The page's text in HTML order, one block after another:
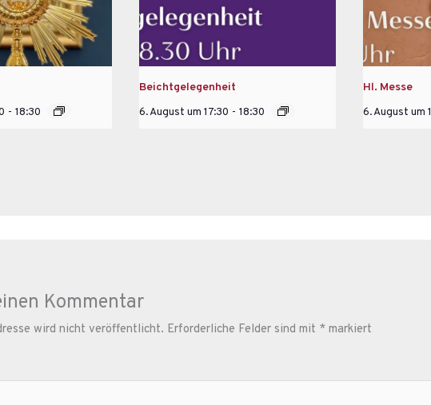
- 18:30
Beichtgelegenheit
6. August um 17:30 - 18:30
Hl. Messe
6. August um
Kommentar
wird nicht veröffentlicht. Erforderliche Felder sind mit * markiert